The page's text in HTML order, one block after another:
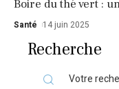
Boire du thé vert :
Santé 14 juin 2025
Recherche